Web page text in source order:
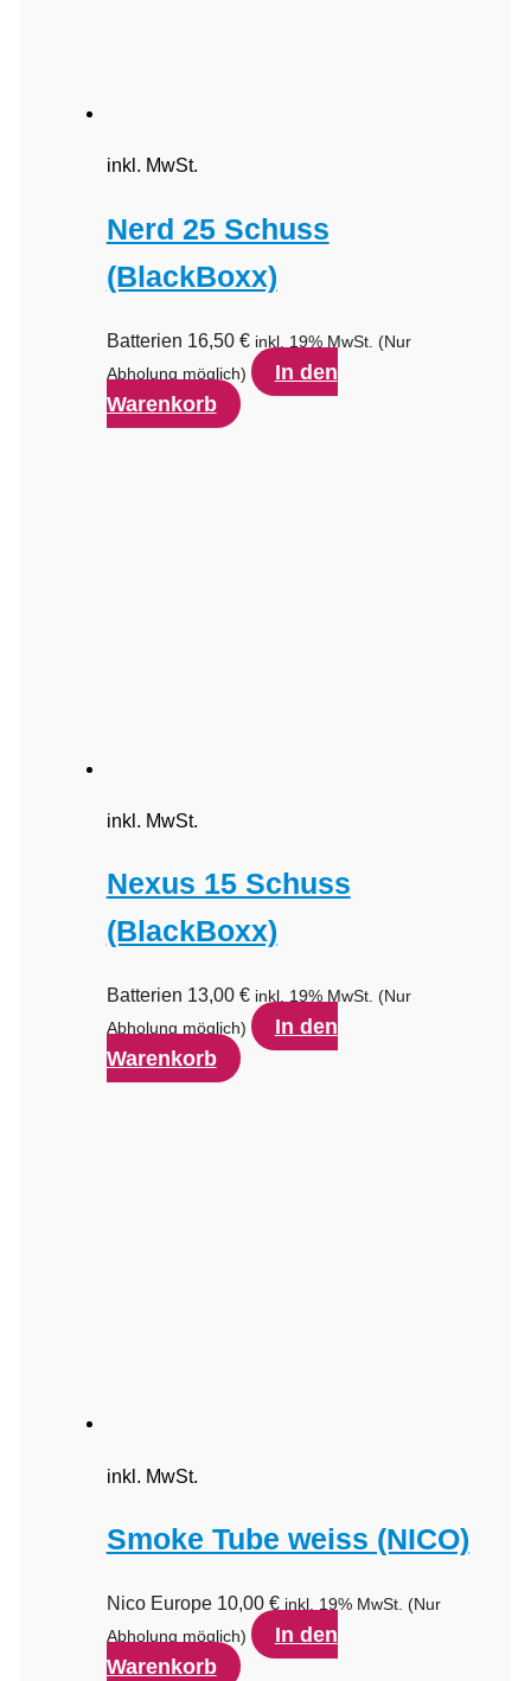
inkl. MwSt.
Nerd 25 Schuss
(BlackBoxx)
Batterien 16,50 € inkl. 19% MwSt. (Nur
Abholung möglich)
In den
Warenkorb
inkl. MwSt.
Nexus 15 Schuss
(BlackBoxx)
Batterien 13,00 € inkl. 19% MwSt. (Nur
Abholung möglich)
In den
Warenkorb
inkl. MwSt.
Smoke Tube weiss (NICO)
Nico Europe 10,00 € inkl. 19% MwSt. (Nur
Abholung möglich)
In den
Warenkorb